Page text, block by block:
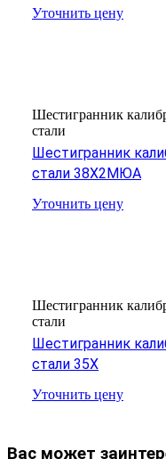
Уточнить цену
Шестигранник
стали
Шестигранник
стали 38Х2МЮА
Уточнить цену
Шестигранник
стали
Шестигранник
стали 35Х
Уточнить цену
Вас может